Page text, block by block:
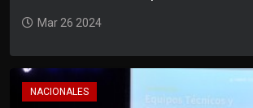
Mar 26 2024
NACIONALES